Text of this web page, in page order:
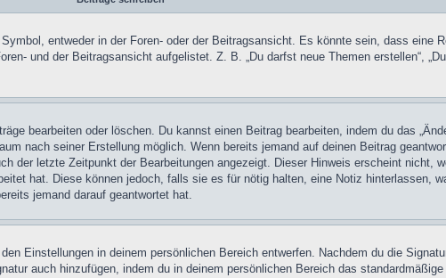
entweder in der Foren- oder der Beitragsansicht. Es könnte sein, dass eine
und der Beitragsansicht aufgelistet. Z. B. „Du darfst neue Themen erstellen“,
bearbeiten oder löschen. Du kannst einen Beitrag bearbeiten, indem du das
nach seiner Erstellung möglich. Wenn bereits jemand auf deinen Beitrag
der letzte Zeitpunkt der Bearbeitungen angezeigt. Dieser Hinweis erscheint nicht,
hat. Diese können jedoch, falls sie es für nötig halten, eine Notiz hinterlassen,
jemand darauf geantwortet hat.
Einstellungen in deinem persönlichen Bereich entwerfen. Nachdem du die
auch hinzufügen, indem du in deinem persönlichen Bereich das